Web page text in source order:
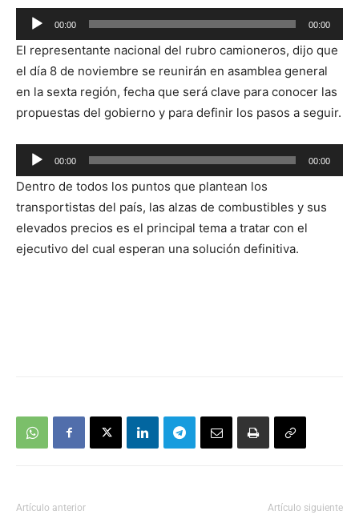
Reproductor
de
audio
00:00 00:00
El representante nacional del rubro camioneros, dijo que
el día 8 de noviembre se reunirán en asamblea general
en la sexta región, fecha que será clave para conocer las
propuestas del gobierno y para definir los pasos a seguir.
Reproductor
de
audio
00:00 00:00
Dentro de todos los puntos que plantean los
transportistas del país, las alzas de combustibles y sus
elevados precios es el principal tema a tratar con el
ejecutivo del cual esperan una solución definitiva.
Artículo anterior Artículo siguiente